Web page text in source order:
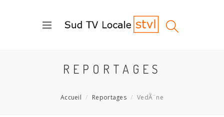
REPORTAGES
Accueil Reportages VedÃ¨ne